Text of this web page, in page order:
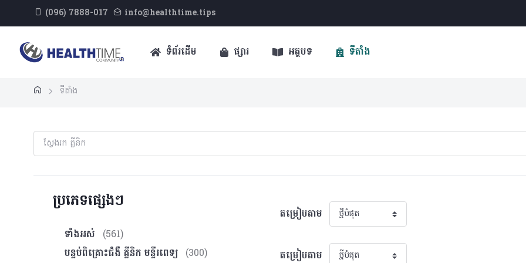
(096) 7888-017 info@healthtime.tips
ទំព័រដើម ផ្សារ អត្ថបទ ទីតាំង
ទីតាំង
ប្រភេទផ្សេងៗ
ទាំងអស់
(561)
បន្ទប់ពិគ្រោះ​ជំងឺ គ្លីនិក មន្ទីរពេទ្យ (300)
តម្រៀបតាម
តម្រៀបតាម